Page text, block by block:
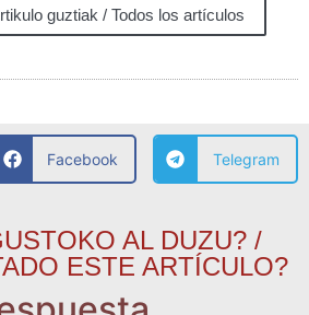
guztiak / Todos los artículos
Facebook Telegram
AL DUZU? /
ESTE ARTÍCULO?